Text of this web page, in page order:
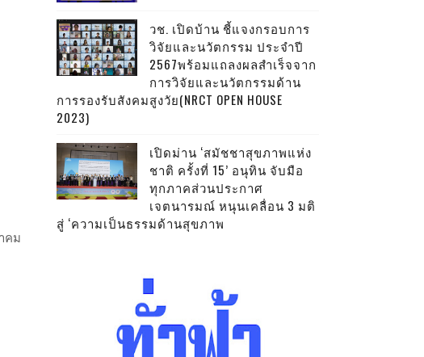
คม
วช. เปิดบ้าน ชี้แจงกรอบการ
วิจัยและนวัตกรรม ประจำปี
2567พร้อมแถลงผลสำเร็จจาก
การวิจัยและนวัตกรรมด้าน
การรองรับสังคมสูงวัย(NRCT OPEN HOUSE
2023)
เปิดม่าน ‘สมัชชาสุขภาพแห่ง
ชาติ ครั้งที่ 15’ อนุทิน จับมือ
ทุกภาคส่วนประกาศ
เจตนารมณ์ หนุนเคลื่อน 3 มติ
สู่ ‘ความเป็นธรรมด้านสุขภาพ